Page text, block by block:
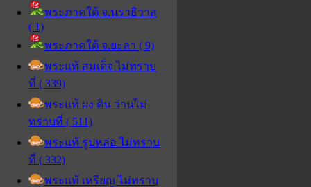
พระภาคใต้ จ.นราธิวาส
( 1)
พระภาคใต้ จ.ยะลา ( 9)
พระแท้ สมเด็จ ไม่ทราบ
ที่ ( 339)
พระแท้ ผง ดิน ว่านไม่
ทราบที่ ( 511)
พระแท้ รูปหล่อ ไม่ทราบ
ที่ ( 332)
พระแท้ เหรียญ ไม่ทราบ